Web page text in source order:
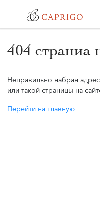
404 страниа
Неправильно набран
или такой страницы на
Перейти на главную